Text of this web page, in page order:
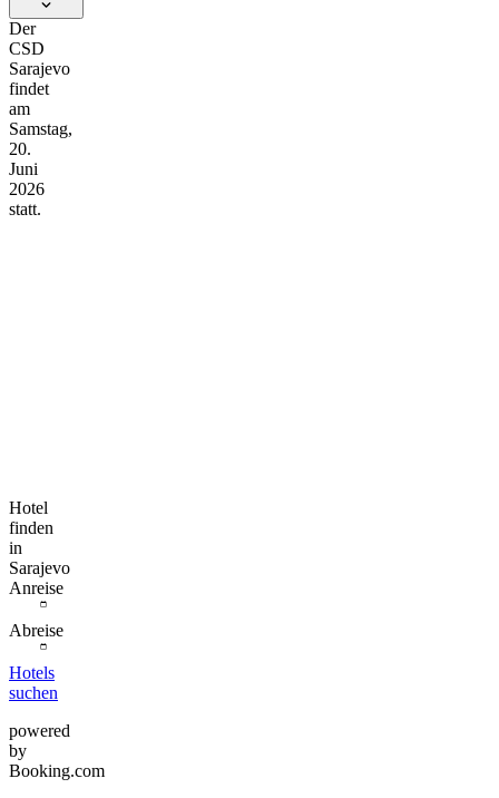
Der
CSD
Sarajevo
findet
am
Samstag,
20.
Juni
2026
statt.
Hotel
finden
in
Sarajevo
Anreise
Abreise
Hotels
suchen
powered
by
Booking.com